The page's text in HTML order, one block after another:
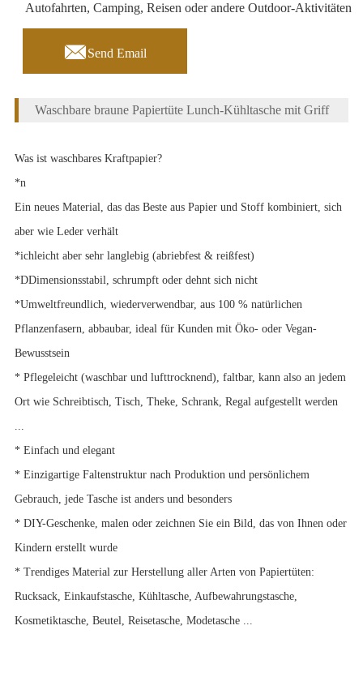
Autofahrten, Camping, Reisen oder andere Outdoor-Aktivitäten
Send Email
Waschbare braune Papiertüte Lunch-Kühltasche mit Griff
Was ist waschbares Kraftpapier?
*n
Ein neues Material, das das Beste aus Papier und Stoff kombiniert, sich
aber wie Leder verhält
*ichleicht aber sehr langlebig (abriebfest & reißfest)
*DDimensionsstabil, schrumpft oder dehnt sich nicht
*Umweltfreundlich, wiederverwendbar, aus 100 % natürlichen
Pflanzenfasern, abbaubar, ideal für Kunden mit Öko- oder Vegan-
Bewusstsein
* Pflegeleicht (waschbar und lufttrocknend), faltbar, kann also an jedem
Ort wie Schreibtisch, Tisch, Theke, Schrank, Regal aufgestellt werden
...
* Einfach und elegant
* Einzigartige Faltenstruktur nach Produktion und persönlichem
Gebrauch, jede Tasche ist anders und besonders
* DIY-Geschenke, malen oder zeichnen Sie ein Bild, das von Ihnen oder
Kindern erstellt wurde
* Trendiges Material zur Herstellung aller Arten von Papiertüten:
Rucksack, Einkaufstasche, Kühltasche, Aufbewahrungstasche,
Kosmetiktasche, Beutel, Reisetasche, Modetasche ...